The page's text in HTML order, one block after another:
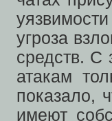
угроза
средств. С
атакам
показало,
имеют